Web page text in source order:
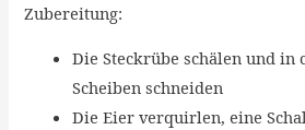
Zubereitung:
Die Steckrübe schälen und in
Scheiben schneiden
Die Eier verquirlen, eine